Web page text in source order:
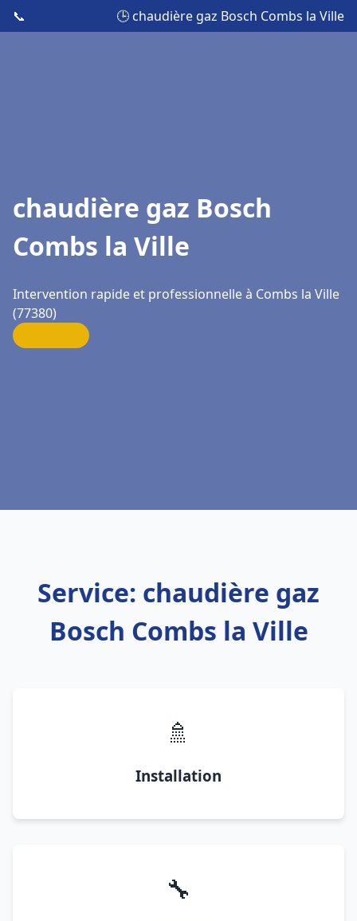
📞 🕒 chaudière gaz Bosch Combs la Ville
chaudière gaz Bosch
Combs la Ville
Intervention rapide et professionnelle à Combs la Ville
(77380)
Service: chaudière gaz
Bosch Combs la Ville
🚿
Installation
🔧